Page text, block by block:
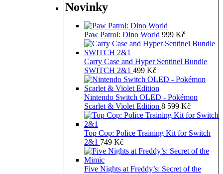
Novinky
Paw Patrol: Dino World 999 Kč
Carry Case and Hyper Sentinel Bundle
SWITCH 2&1 499 Kč
Nintendo Switch OLED - Pokémon
Scarlet & Violet Edition 8 599 Kč
Top Cop: Police Training Kit for Switch
2&1 749 Kč
Five Nights at Freddy’s: Secret of the